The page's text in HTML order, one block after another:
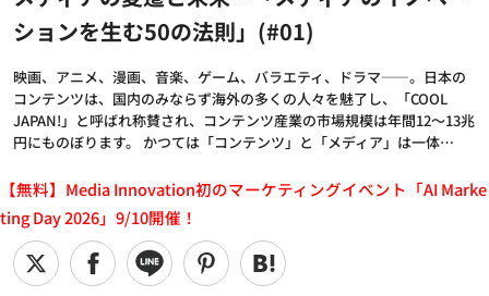
ションを生む50の法則」(#01)
映画、アニメ、漫画、音楽、ゲーム、バラエティ、ドラマ――。日本の
コンテンツは、国内のみならず海外の多くの人々を魅了し、「COOL
JAPAN!」と呼ばれ称賛され、コンテンツ産業の市場規模は年間12～13兆
円にものぼります。 かつては「コンテンツ」と「メディア」は一体…
【無料】Media Innovation初のマーケティングイベント「AI Marke
ting Day 2026」9/10開催！